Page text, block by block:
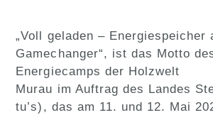
„Voll geladen – Energiespeicher
Gamechanger“, ist das Motto
Energiecamps der Holzwelt
Murau im Auftrag des Landes
tu’s), das am 11. und 12. Mai